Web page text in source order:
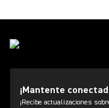
¡Mantente
¡Recibe actualizaciones